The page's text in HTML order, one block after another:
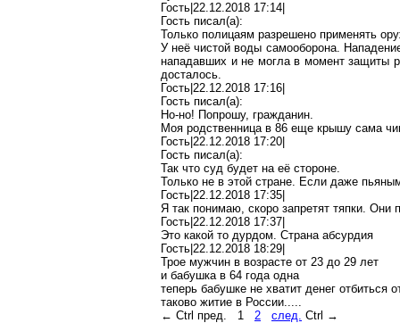
Гость|22.12.2018 17:14|
Гость писал(a):
Только полицаям разрешено применять
У неё чистой воды самооборона.
нападавших и не могла в момент защиты
досталось.
Гость|22.12.2018 17:16|
Гость писал(a):
Но-но! Попрошу, гражданин.
Моя родственница в 86 еще крышу сама
Гость|22.12.2018 17:20|
Гость писал(a):
Так что суд будет на её стороне.
Только не в этой стране. Если даже
Гость|22.12.2018 17:35|
Я так понимаю, скоро запретят тяпки. Они
Гость|22.12.2018 17:37|
Это какой то дурдом. Страна абсурдия
Гость|22.12.2018 18:29|
Трое мужчин в возрасте от 23 до 29 лет
и бабушка в 64 года одна
теперь бабушке не хватит денег отбиться
таково житие в России.....
← Ctrl пред. 1 2 след. Ctrl →